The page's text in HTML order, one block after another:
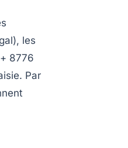
les
8776
Par